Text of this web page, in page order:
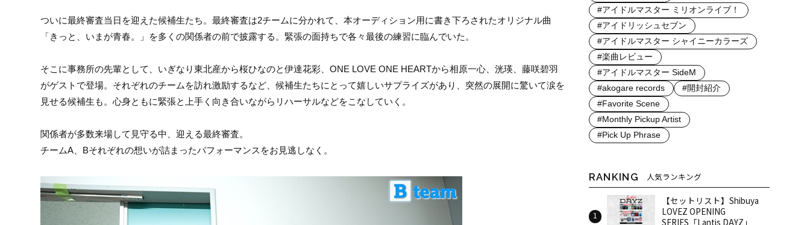
ついに最終審査当日を迎えた候補生たち。最終審査は2チームに分かれて、本オーディション用に書き下ろされたオリジナル曲
「きっと、いまが青春。」を多くの関係者の前で披露する。緊張の面持ちで各々最後の練習に臨んでいた。
そこに事務所の先輩として、いぎなり東北産から桜ひなのと伊達花彩、ONE LOVE ONE HEARTから相原一心、洸瑛、藤咲碧羽
がゲストで登場。それぞれのチームを訪れ激励するなど、候補生たちにとって嬉しいサプライズがあり、突然の展開に驚いて涙を
見せる候補生も。心身ともに緊張と上手く向き合いながらリハーサルなどをこなしていく。
関係者が多数来場して見守る中、迎える最終審査。
チームA、Bそれぞれの想いが詰まったパフォーマンスをお見逃しなく。
#アイドルマスター ミリオンライブ！
#アイドリッシュセブン
#アイドルマスター シャイニーカラーズ
#楽曲レビュー
#アイドルマスター SideM
#akogare records
#開封紹介
#Favorite Scene
#Monthly Pickup Artist
#Pick Up Phrase
RANKING 人気ランキング
【セットリスト】Shibuya
LOVEZ OPENING
SERIES「Lantis DAYZ」